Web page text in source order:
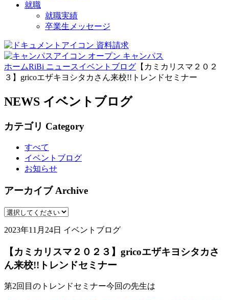
就職
就職実績
卒業生メッセージ
資料請求
オープン キャンパス
ホームRiBi ニュースイベントブログ 【カミカリスマ２０２
３】gricoエザキヨシタカさん来校!!トレンドセミナー
NEWS イベントブログ
カテゴリ Category
すべて
イベントブログ
お知らせ
アーカイブ Archive
2023年11月24日 イベントブログ
【カミカリスマ２０２３】gricoエザキヨシタカさ
ん来校!!トレンドセミナー
第2回目のトレンドセミナー今回の先生は